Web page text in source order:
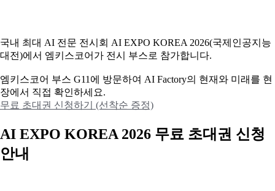
국내 최대 AI 전문 전시회 AI EXPO KOREA 2026(국제인공지능
대전)에서 엠키스코어가 전시 부스로 참가합니다.
엠키스코어 부스 G11에 방문하여 AI Factory의 현재와 미래를 현
장에서 직접 확인하세요.
무료 초대권 신청하기 (선착순 증정)
AI EXPO KOREA 2026 무료 초대권 신청
안내